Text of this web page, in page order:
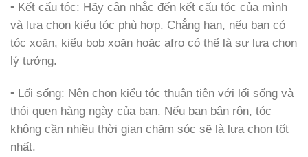
• Kết cấu tóc: Hãy cân nhắc đến kết cấu tóc của mình
và lựa chọn kiểu tóc phù hợp. Chẳng hạn, nếu bạn có
tóc xoăn, kiểu bob xoăn hoặc afro có thể là sự lựa chọn
lý tưởng.
• Lối sống: Nên chọn kiểu tóc thuận tiện với lối sống và
thói quen hàng ngày của bạn. Nếu bạn bận rộn, tóc
không cần nhiều thời gian chăm sóc sẽ là lựa chọn tốt
nhất.